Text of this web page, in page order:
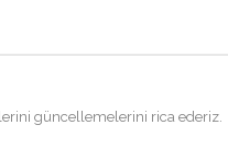
güncellemelerini rica ederiz.